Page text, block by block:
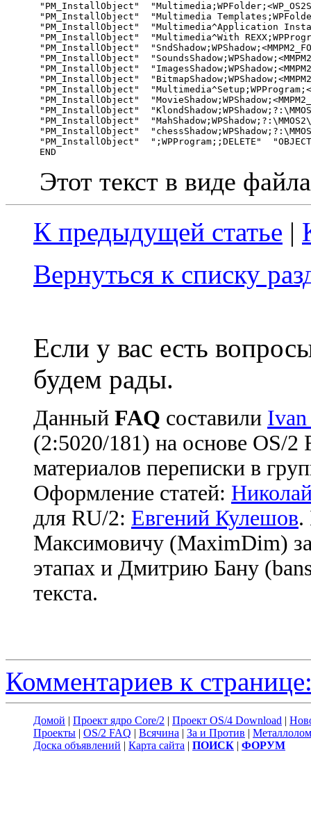
"PM_InstallObject"
"PM_InstallObject"  "Multimedia
"PM_InstallObject"  "Multimedia^Application
"PM_InstallObject"  "Multimedia^With
"PM_InstallObject"
"PM_InstallObject"
"PM_InstallObject"
"PM_InstallObject"
"PM_InstallObject"
"PM_InstallObject"
"PM_InstallObject"
"PM_InstallObject"
"PM_InstallObject"
"PM_InstallObject"  ";WPProgram;;DELETE"
Этот текст в виде
К предыдущей статье |
Вернуться к списку
Если у вас есть
будем рады.
Данный FAQ cоставили
(2:5020/181) на основе OS/
материалов переписки в
Оформление статей:
для RU/2: Евгений Кулешов.
Максимовичу (MaximDim)
этапах и Дмитрию Бану
текста.
Комментариев к
Домой | Проект ядро Core/2 | Проект OS/4 Download |
Проекты | OS/2 FAQ | Всячина | За и Против | Металлолом
Доска объявлений | Карта сайта | ПОИСК | ФОРУМ